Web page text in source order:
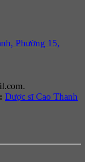
Phường 15,
Dược sĩ Cao Thanh